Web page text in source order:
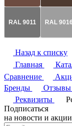
RAL 9011 RAL 9016
Назад к списку
Главная
Сравнение
Бренды
Отзывы
Реквизиты
Подписаться
на новости и акции